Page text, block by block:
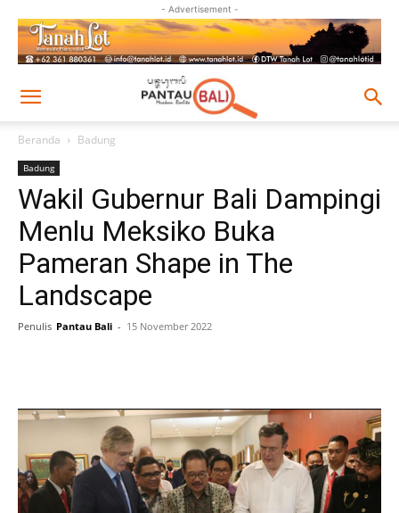
- Advertisement -
Beranda Badung
Badung
Wakil Gubernur Bali Dampingi
Menlu Meksiko Buka
Pameran Shape in The
Landscape
Penulis Pantau Bali - 15 November 2022